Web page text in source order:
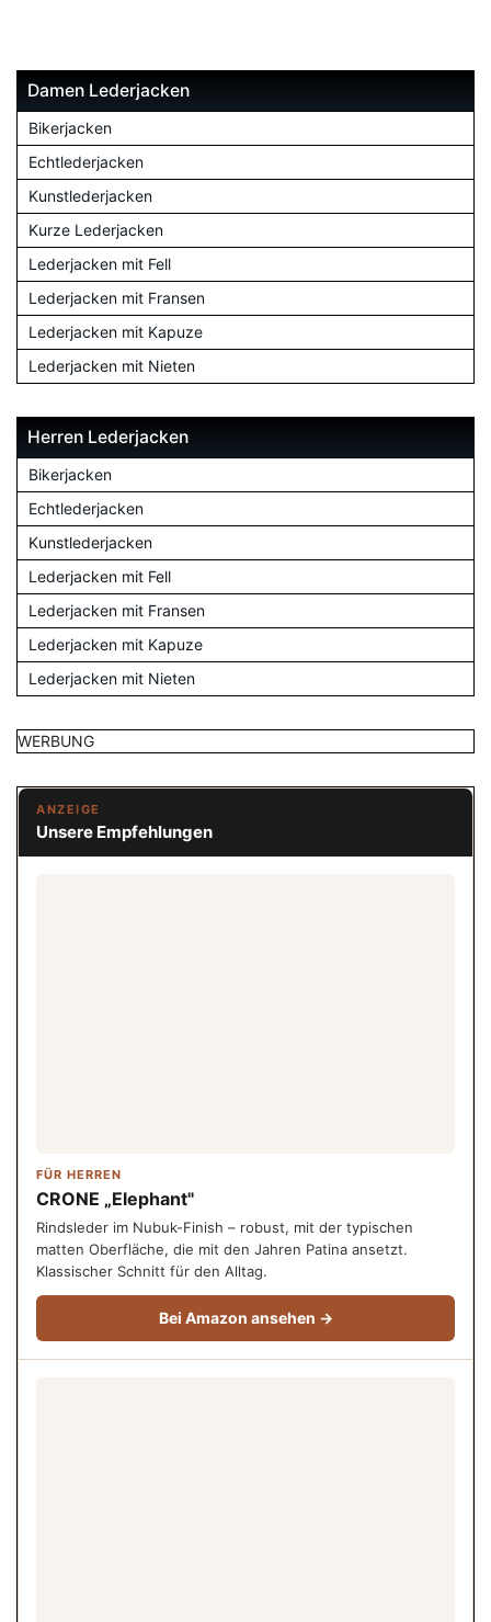
Damen Lederjacken
Bikerjacken
Echtlederjacken
Kunstlederjacken
Kurze Lederjacken
Lederjacken mit Fell
Lederjacken mit Fransen
Lederjacken mit Kapuze
Lederjacken mit Nieten
Herren Lederjacken
Bikerjacken
Echtlederjacken
Kunstlederjacken
Lederjacken mit Fell
Lederjacken mit Fransen
Lederjacken mit Kapuze
Lederjacken mit Nieten
WERBUNG
ANZEIGE
Unsere Empfehlungen
FÜR HERREN
CRONE „Elephant"
Rindsleder im Nubuk-Finish – robust, mit der typischen
matten Oberfläche, die mit den Jahren Patina ansetzt.
Klassischer Schnitt für den Alltag.
Bei Amazon ansehen →